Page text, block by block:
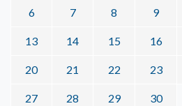
6 7 8 9
13 14 15 16
20 21 22 23
27 28 29 30